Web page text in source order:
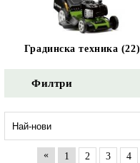
Градинска техника (22)
Филтри
« 1 2 3 4